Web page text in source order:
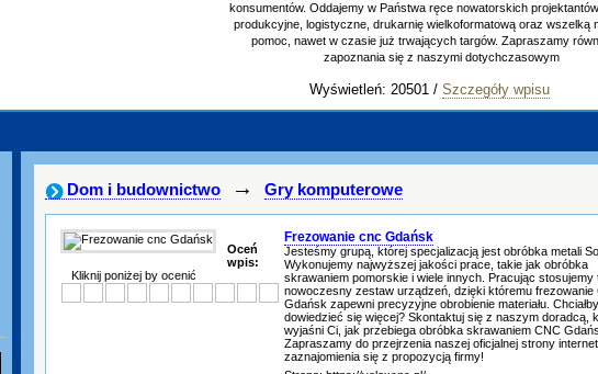
konsumentów. Oddajemy w Państwa ręce nowatorskich
produkcyjne, logistyczne, drukarnię wielkoformatową oraz wszelką
pomoc, nawet w czasie już trwających targów. Zapraszamy
zapoznania się z naszymi dotychczasowym
Wyświetleń: 20501 / Szczegóły wpisu
Dom i budownictwo → Gry komputerowe
Oceń
wpis:
Kliknij poniżej by ocenić
Frezowanie cnc Gdańsk
Jesteśmy grupą, której specjalizacją jest obróbka metali
Wykonujemy najwyższej jakości prace, takie jak obróbka
skrawaniem pomorskie i wiele innych. Pracując stosujemy
nowoczesny zestaw urządzeń, dzięki któremu frezowanie
Gdańsk zapewni precyzyjne obrobienie materiału.
dowiedzieć się więcej? Skontaktuj się z naszym doradcą,
wyjaśni Ci, jak przebiega obróbka skrawaniem CNC
Zapraszamy do przejrzenia naszej oficjalnej strony
zaznajomienia się z propozycją firmy!